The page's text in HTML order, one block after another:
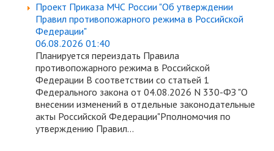
Проект Приказа МЧС России "Об утверждении
Правил противопожарного режима в Российской
Федерации"
06.08.2026 01:40
Планируется переиздать Правила
противопожарного режима в Российской
Федерации В соответствии со статьей 1
Федерального закона от 04.08.2026 N 330-ФЗ "О
внесении изменений в отдельные законодательные
акты Российской Федерации"Pполномочия по
утверждению Правил...